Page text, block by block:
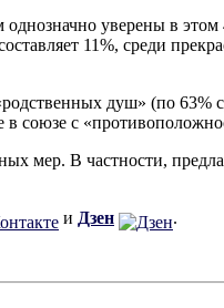
уверены в этом
11%, среди
душ» (по
союзе с
мер. В частности,
и Дзен .